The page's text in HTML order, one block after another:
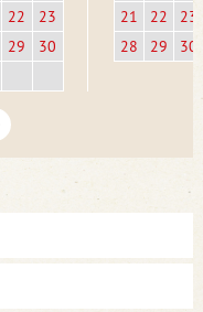
22
23
29
30
21
22
23
28
29 30